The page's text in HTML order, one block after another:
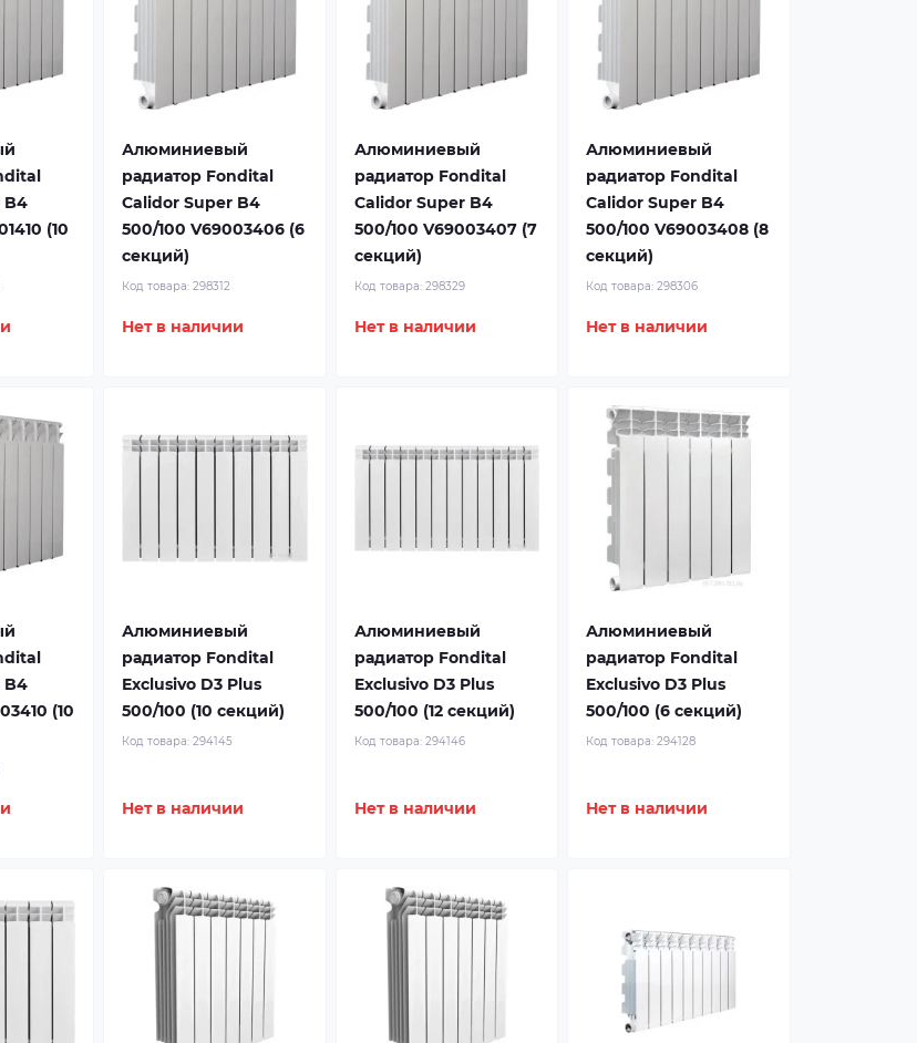
Радиаторы OASIS от
Алюминий и биметалл
Royal Thermo Revolution
Повышенная мощность,
B4
(10
Алюминиевый
радиатор Fondital
Calidor Super B4
500/100 V69003406 (6
секций)
Код товара: 298312
Нет в наличии
Алюминиевый
радиатор Fondital
Calidor Super B4
500/100 V69003407 (7
секций)
Код товара: 298329
Нет в наличии
Алюминиевый
радиатор Fondital
Calidor Super B4
500/100 V69003408 (8
секций)
Код товара:298306
Нет в наличии
B4
(10
Алюминиевый
радиатор Fondital
Exclusivo D3 Plus
500/100 (10 секций)
Код товара: 294145
Нет в наличии
Алюминиевый
радиатор Fondital
Exclusivo D3 Plus
500/100 (12 секций)
Код товара: 294146
Нет в наличии
Алюминиевый
радиатор Fondital
Exclusivo D3 Plus
500/100 (6 секций)
Код товара:294128
Нет в наличии